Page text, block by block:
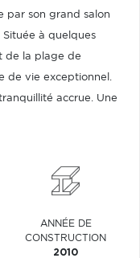
par son grand salon
à quelques
de la plage de
de vie exceptionnel.
accrue. Une
ANNÉE DE
CONSTRUCTION
2010